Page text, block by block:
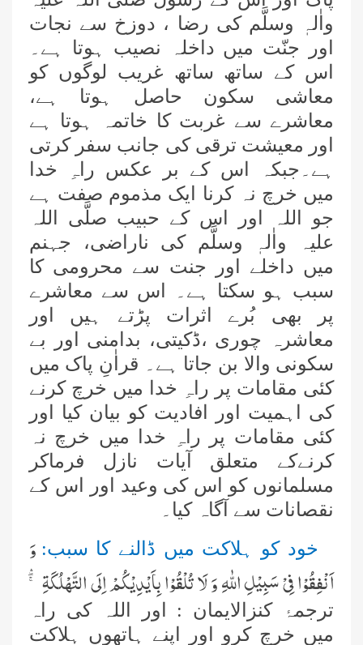
واٰلہٖ وسلَّم کی رضا ، دوزخ سے نجات
اور جنّت میں داخلہ نصیب ہوتا ہے۔
اس کے ساتھ ساتھ غریب لوگوں کو
معاشی سکون حاصل ہوتا ہے،
معاشرے سے غربت کا خاتمہ ہوتا ہے
اور معیشت ترقی کی جانب سفر کرتی
ہے۔جبکہ اس کے بر عکس راہِ خدا
میں خرچ نہ کرنا ایک مذموم صفت ہے
جو اللہ اور اس کے حبیب صلَّی اللہ
علیہ واٰلہٖ وسلَّم کی ناراضی، جہنم
میں داخلے اور جنت سے محرومی کا
سبب ہو سکتا ہے۔ اس سے معاشرے
پر بھی بُرے اثرات پڑتے ہیں اور
معاشرہ چوری ،ڈکیتی، بدامنی اور بے
سکونی والا بن جاتا ہے۔ قراٰنِ پاک میں
کئی مقامات پر راہِ خدا میں خرچ کرنے
کی اہمیت اور افادیت کو بیان کیا اور
کئی مقامات پر راہِ خدا میں خرچ نہ
کرنےکے متعلق آیات نازل فرماکر
مسلمانوں کو اس کی وعید اور اس کے
نقصانات سے آگاہ کیا۔
خود کو ہلاکت میں ڈالنے کا سبب: وَ
اَنْفِقُوْا فِیْ سَبِیْلِ اللّٰهِ وَ لَا تُلْقُوْا بِاَیْدِیْكُمْ اِلَى التَّهْلُكَةِ ﳝ-
ترجمۂ کنزالایمان : اور اللہ کی راہ
میں خرچ کرو اور اپنے ہاتھوں ہلاکت